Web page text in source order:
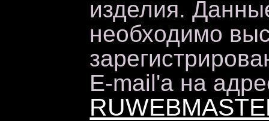
изделия.
необходимо
E-mail'а на